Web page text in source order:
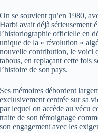
On se souvient qu’en 1980,
Harbi avait déjà sérieusement
l’historiographie officielle en
unique de la « révolution »
nouvelle contribution, le voici
tabous, en replaçant cette fois
l’histoire de son pays.
Ses mémoires débordent
exclusivement centrée sur sa
par lequel on accède au vécu
traite de son témoignage
son engagement avec les